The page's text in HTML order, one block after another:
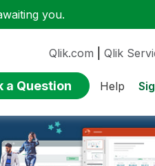
you.
Qlik.com Qlik
a Question Help